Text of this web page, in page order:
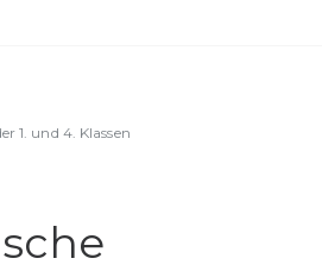
1. und 4. Klassen